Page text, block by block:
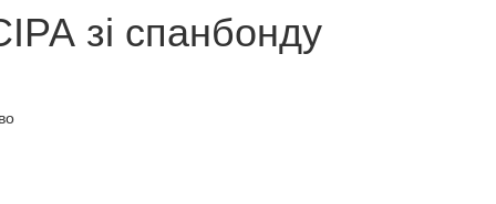
зі спанбонду